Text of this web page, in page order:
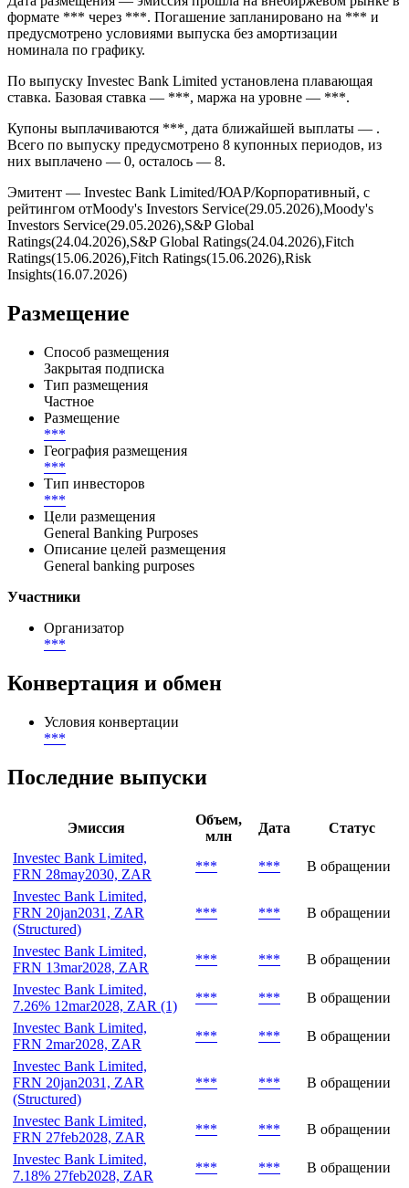
формате *** через ***. Погашение запланировано на *** и
предусмотрено условиями выпуска без амортизации
номинала по графику.
По выпуску Investec Bank Limited установлена плавающая
ставка. Базовая ставка — ***, маржа на уровне — ***.
Купоны выплачиваются ***, дата ближайшей выплаты — .
Всего по выпуску предусмотрено 8 купонных периодов, из
них выплачено — 0, осталось — 8.
Эмитент — Investec Bank Limited/ЮАР/Корпоративный, с
рейтингом отMoody's Investors Service(29.05.2026),Moody's
Investors Service(29.05.2026),S&P Global
Ratings(24.04.2026),S&P Global Ratings(24.04.2026),Fitch
Ratings(15.06.2026),Fitch Ratings(15.06.2026),Risk
Insights(16.07.2026)
Размещение
Способ размещения
Закрытая подписка
Тип размещения
Частное
Размещение
***
География размещения
***
Тип инвесторов
***
Цели размещения
General Banking Purposes
Описание целей размещения
General banking purposes
Участники
Организатор
***
Конвертация и обмен
Условия конвертации
***
Последние выпуски
Эмиссия
Объем,
млн
Дата
Статус
Investec Bank Limited,
FRN 28may2030, ZAR
*** ***
В обращении
Investec Bank Limited,
FRN 20jan2031, ZAR
(Structured)
*** *** В обращении
Investec Bank Limited,
FRN 13mar2028, ZAR
*** ***
В обращении
Investec Bank Limited,
7.26% 12mar2028, ZAR (1)
*** ***
В обращении
Investec Bank Limited,
FRN 2mar2028, ZAR
*** ***
В обращении
Investec Bank Limited,
FRN 20jan2031, ZAR
(Structured)
*** *** В обращении
Investec Bank Limited,
FRN 27feb2028, ZAR
*** ***
В обращении
Investec Bank Limited,
7.18% 27feb2028, ZAR
*** *** В обращении